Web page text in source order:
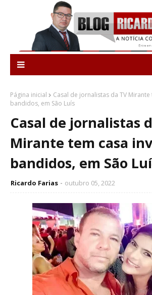
Página inicial
Casal de jornalistas da TV
bandidos, em São Luís
Casal de jornalistas
Mirante tem casa
bandidos, em São
Ricardo Farias outubro 05, 2022